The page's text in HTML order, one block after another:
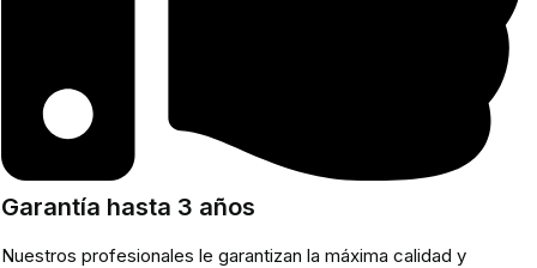
Garantía hasta 3 años
Nuestros profesionales le garantizan la máxima calidad y